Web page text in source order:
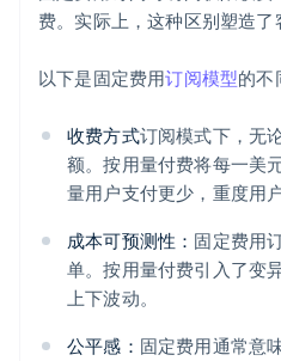
费。实际上，这种区别塑造了
以下是固定费用订阅模型的不
收费方式订阅模式下，无
额。按用量付费将每一美
量用户支付更少，重度用
成本可预测性： 固定费用
单。按用量付费引入了变
上下波动。
公平感： 固定费用通常意